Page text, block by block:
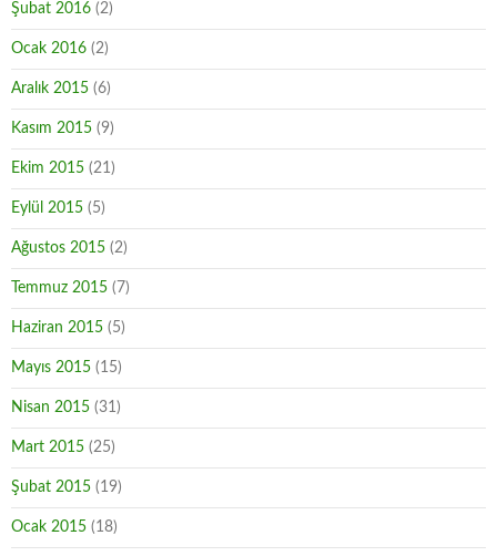
Şubat 2016 (2)
Ocak 2016 (2)
Aralık 2015 (6)
Kasım 2015 (9)
Ekim 2015 (21)
Eylül 2015 (5)
Ağustos 2015 (2)
Temmuz 2015 (7)
Haziran 2015 (5)
Mayıs 2015 (15)
Nisan 2015 (31)
Mart 2015 (25)
Şubat 2015 (19)
Ocak 2015 (18)